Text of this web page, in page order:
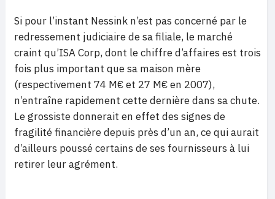
Si pour l’instant Nessink n’est pas concerné par le
redressement judiciaire de sa filiale, le marché
craint qu’ISA Corp, dont le chiffre d’affaires est trois
fois plus important que sa maison mère
(respectivement 74 M€ et 27 M€ en 2007),
n’entraîne rapidement cette dernière dans sa chute.
Le grossiste donnerait en effet des signes de
fragilité financière depuis près d’un an, ce qui aurait
d’ailleurs poussé certains de ses fournisseurs à lui
retirer leur agrément.